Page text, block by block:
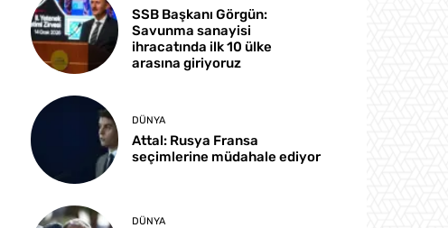
SSB Başkanı Görgün:
Savunma sanayisi
ihracatında ilk 10 ülke
arasına giriyoruz
DÜNYA
Attal: Rusya Fransa
seçimlerine müdahale ediyor
DÜNYA